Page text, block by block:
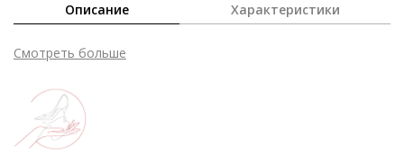
Описание Характеристики
Смотреть больше